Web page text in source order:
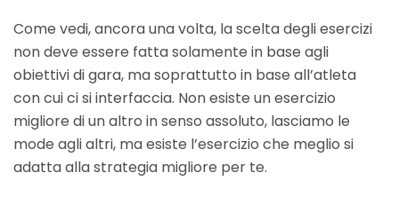
Come vedi, ancora una volta, la scelta degli esercizi
non deve essere fatta solamente in base agli
obiettivi di gara, ma soprattutto in base all’atleta
con cui ci si interfaccia. Non esiste un esercizio
migliore di un altro in senso assoluto, lasciamo le
mode agli altri, ma esiste l’esercizio che meglio si
adatta alla strategia migliore per te.